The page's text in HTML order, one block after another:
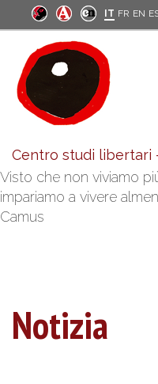
Salta
al
contenuto
principale
IT FR EN
Centro studi libertari
Visto che non viviamo
impariamo a vivere
Camus
Notizia